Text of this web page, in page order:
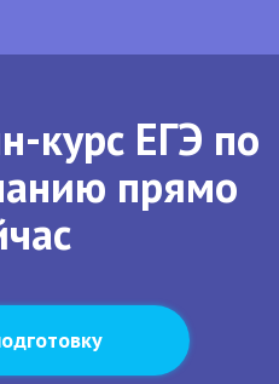
курс ЕГЭ по
прямо